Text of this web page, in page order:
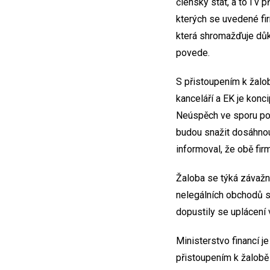
kterých se uvedené
která shromažďuje
povede.
S přistoupením k
kanceláří a EK je
Neúspěch ve sporu
budou snažit
informoval, že obě
Žaloba se týká
nelegálních obchodů
dopustily se uplácení
Ministerstvo financí
přistoupením k